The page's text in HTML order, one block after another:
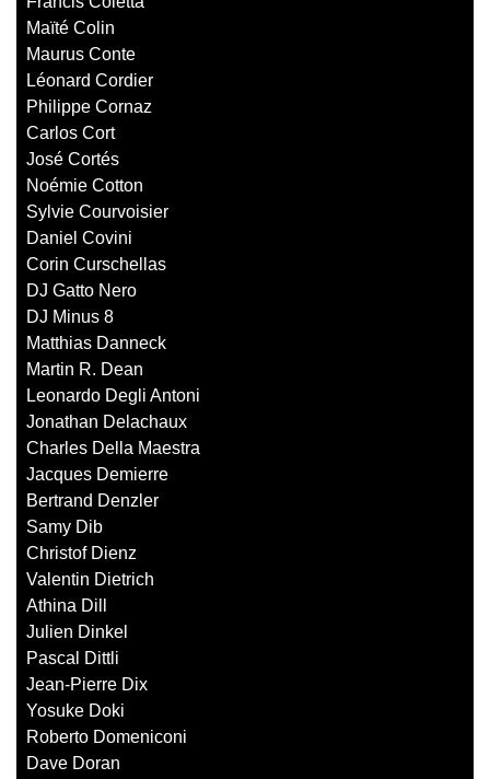
Maïté Colin
Maurus Conte
Léonard Cordier
Philippe Cornaz
Carlos Cort
José Cortés
Noémie Cotton
Sylvie Courvoisier
Daniel Covini
Corin Curschellas
DJ Gatto Nero
DJ Minus 8
Matthias Danneck
Martin R. Dean
Leonardo Degli Antoni
Jonathan Delachaux
Charles Della Maestra
Jacques Demierre
Bertrand Denzler
Samy Dib
Christof Dienz
Valentin Dietrich
Athina Dill
Julien Dinkel
Pascal Dittli
Jean-Pierre Dix
Yosuke Doki
Roberto Domeniconi
Dave Doran